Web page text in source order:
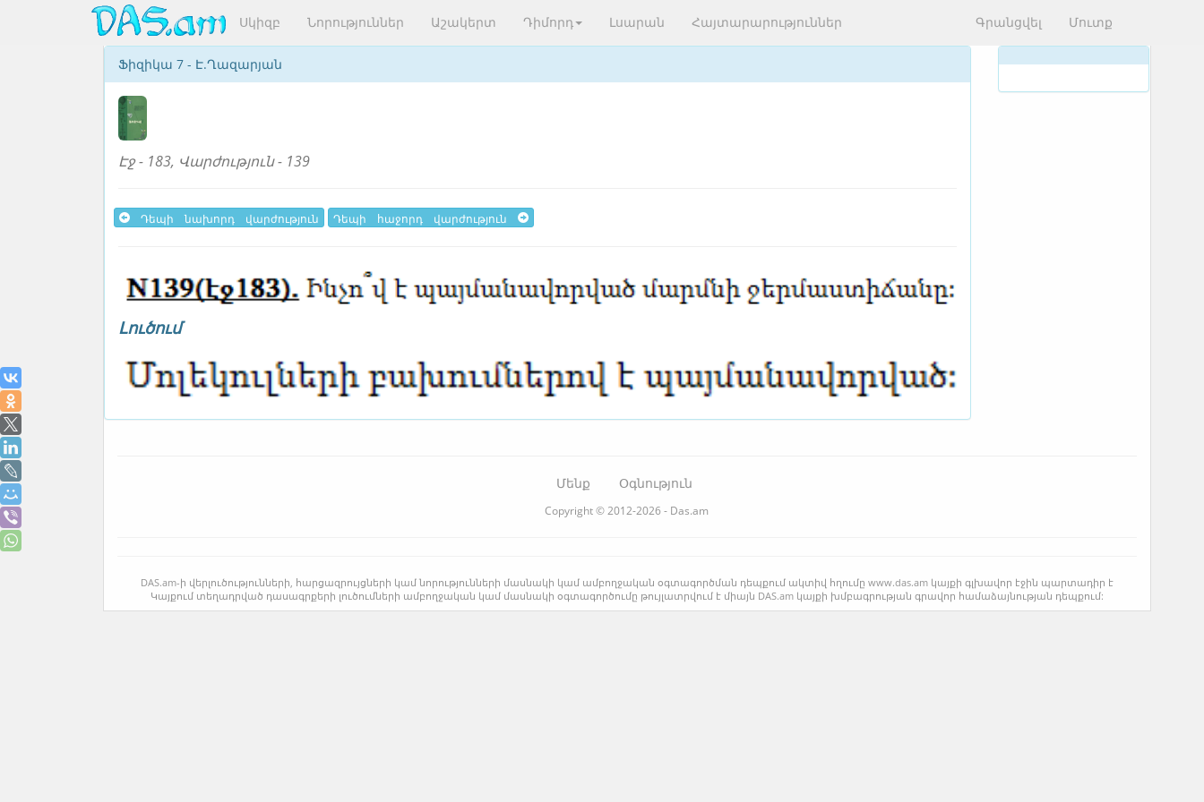
Սկիզբ Նորություններ Աշակերտ Դիմորդ Լսարան Հայտարարություններ Գրանցվել Մուտք
Ֆիզիկա 7 - Է.Ղազարյան
Էջ - 183, Վարժություն - 139
Դեպի նախորդ վարժություն Դեպի հաջորդ վարժություն
Լուծում
Մենք Օգնություն
Copyright © 2012-2026 - Das.am
DAS.am-ի վերլուծությունների, հարցազրույցների կամ նորությունների մասնակի կամ ամբողջական օգտագործման դեպքում ակտիվ հղումը www.das.am կայքի գլխավոր էջին պարտադիր է
Կայքում տեղադրված դասագրքերի լուծումների ամբողջական կամ մասնակի օգտագործումը թույլատրվում է միայն DAS.am կայքի խմբագրության գրավոր համաձայնության դեպքում: